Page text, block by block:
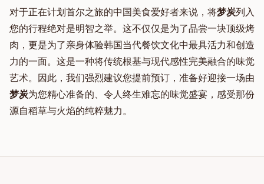
对于正在计划首尔之旅的中国美食爱好者来说，将梦炭列入
您的行程绝对是明智之举。这不仅仅是为了品尝一块顶级烤
肉，更是为了亲身体验韩国当代餐饮文化中最具活力和创造
力的一面。这是一种将传统根基与现代感性完美融合的味觉
艺术。因此，我们强烈建议您提前预订，准备好迎接一场由
梦炭为您精心准备的、令人终生难忘的味觉盛宴，感受那份
源自稻草与火焰的纯粹魅力。